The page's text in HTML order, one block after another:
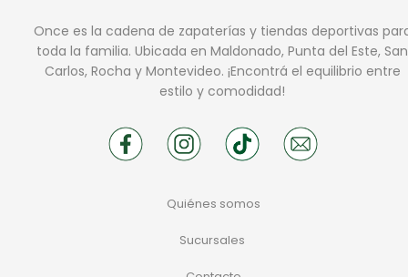
Once es la cadena de zapaterías y tiendas deportivas
toda la familia. Ubicada en Maldonado, Punta del Este, San
Carlos, Rocha y Montevideo. ¡Encontrá el equilibrio entre
estilo y comodidad!
Quiénes somos
Sucursales